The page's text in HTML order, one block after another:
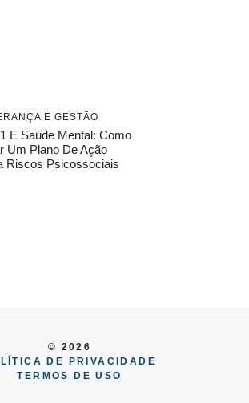
E GESTÃO
E Saúde Mental: Como
Um Plano De Ação
Riscos Psicossociais
© 2026
DE PRIVACIDADE
TERMOS DE USO